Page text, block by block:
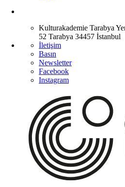
Kulturakademie Tarabya
52 Tarabya 34457 İstanbul
İletişim
Basın
Newsletter
Facebook
Instagram